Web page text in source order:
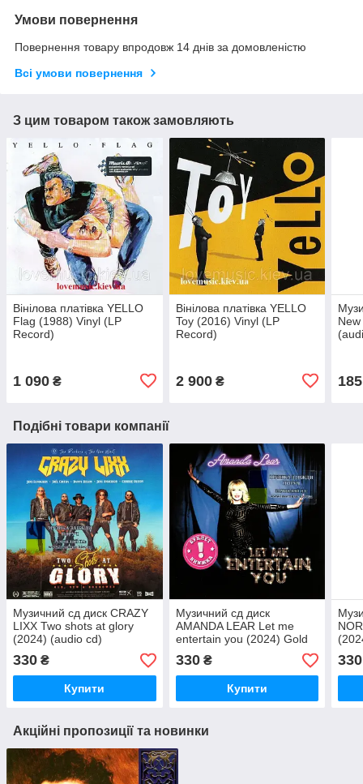
Умови повернення
Повернення товару впродовж 14 днів за домовленістю
Всі умови повернення
З цим товаром також замовляють
Вінілова платівка YELLO
Flag (1988) Vinyl (LP
Record)
1 090 ₴
Вінілова платівка YELLO
Toy (2016) Vinyl (LP
Record)
2 900₴ 185
Подібні товари компанії
Музичний сд диск CRAZY
LIXX Two shots at glory
(2024) (audio cd)
330 ₴
Купити
Музичний сд диск
AMANDA LEAR Let me
entertain you (2024) Gold
Edition (audio cd)
330₴
Купити
330
Акційні пропозиції та новинки